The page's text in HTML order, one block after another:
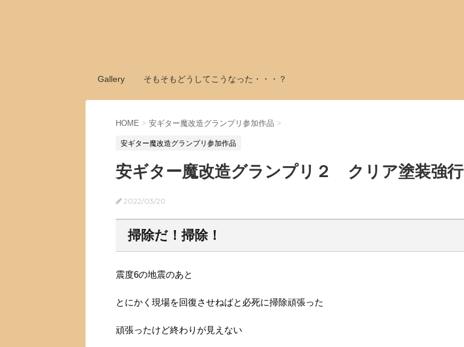
Gallery そもそもどうしてこうなった・・・？
HOME > 安ギター魔改造グランプリ参加作品 >
安ギター魔改造グランプリ参加作品
安ギター魔改造グランプリ２ クリア塗装強行
2022/03/20
掃除だ！掃除！
震度6の地震のあと
とにかく現場を回復させねばと必死に掃除頑張った
頑張ったけど終わりが見えない